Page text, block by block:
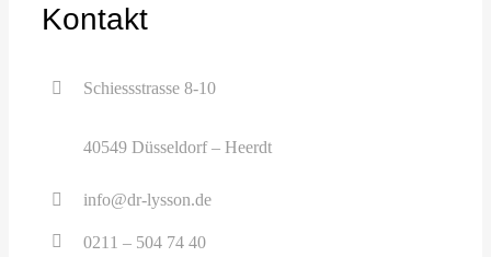
Kontakt
Schiessstrasse 8-10
40549 Düsseldorf – Heerdt
info@dr-lysson.de
0211 – 504 74 40